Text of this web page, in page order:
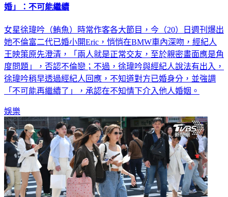
婚」：不可能繼續
女星徐瑋吟（鮪魚）時常作客各大節目，今（20）日週刊爆出
她不倫富二代已婚小開Eric，悄悄在BMW車內深吻，經紀人
王映策原先澄清，「兩人就是正常交友，至於親密畫面應是角
度問題」，否認不倫戀；不過，徐瑋吟與經紀人說法有出入，
徐瑋吟稍早透過經紀人回應，不知道對方已婚身分，並強調
「不可能再繼續了」，承認在不知情下介入他人婚姻。
娛樂